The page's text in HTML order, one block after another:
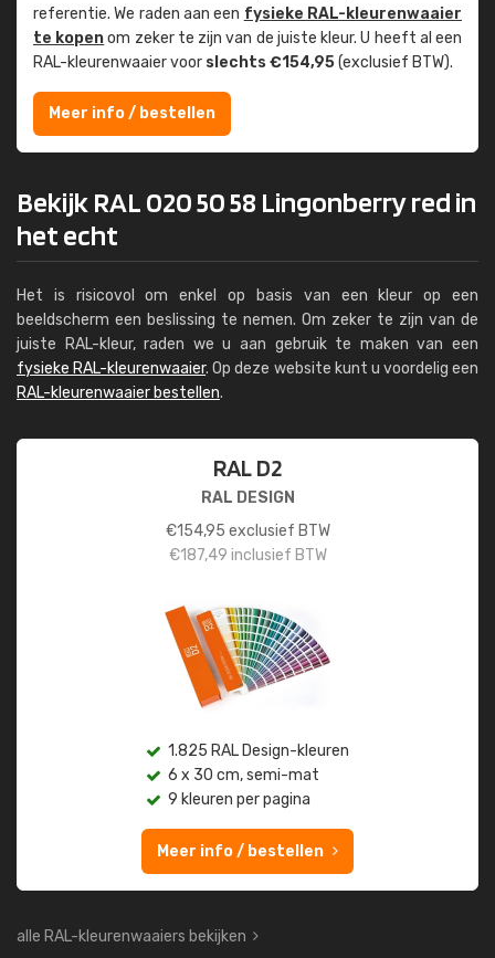
referentie. We raden aan een fysieke RAL-kleuren­waaier
te kopenom zeker te zijn van de juiste kleur. U heeft al een
RAL-kleuren­waaier voor slechts €154,95(exclusief BTW).
Meer info / bestellen
Bekijk RAL 020 50 58 Lingonberry red in
het echt
Het is risicovol om enkel op basis van een kleur op een
beeldscherm een beslissing te nemen. Om zeker te zijn van de
juiste RAL-kleur, raden we u aan gebruik te maken van een
fysieke RAL-kleurenwaaier. Op deze website kunt u voordelig een
RAL-kleurenwaaier bestellen.
RAL D2
RAL DESIGN
€154,95 exclusief BTW
€187,49 inclusief BTW
1.825 RAL Design-kleuren
6 x 30 cm, semi-mat
9 kleuren per pagina
Meer info / bestellen
alle RAL-kleurenwaaiers bekijken